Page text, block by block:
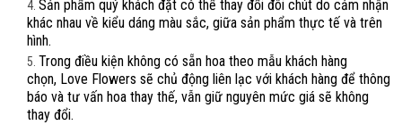
Sản phẩm quý khách đặt có thể thay đổi đôi chút do cảm nhận
khác nhau về kiểu dáng màu sắc, giữa sản phẩm thực tế và trên
hình.
Trong điều kiện không có sẵn hoa theo mẫu khách hàng
chọn, Love Flowers sẽ chủ động liên lạc với khách hàng để thông
báo và tư vấn hoa thay thế, vẫn giữ nguyên mức giá sẽ không
thay đổi.